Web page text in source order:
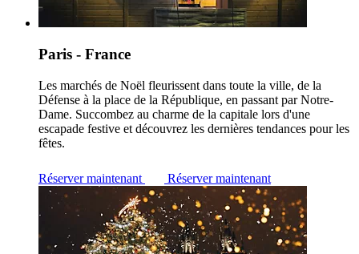
Paris - France
Les marchés de Noël fleurissent dans toute la ville, de la
Défense à la place de la République, en passant par Notre-
Dame. Succombez au charme de la capitale lors d'une
escapade festive et découvrez les dernières tendances pour les
fêtes.
Réserver maintenant Réserver maintenant